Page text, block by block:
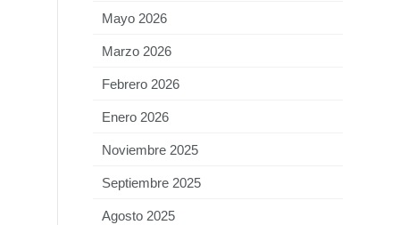
Mayo 2026
Marzo 2026
Febrero 2026
Enero 2026
Noviembre 2025
Septiembre 2025
Agosto 2025